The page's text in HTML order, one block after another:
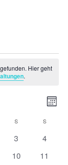
Hier geht
.
Monat
S SAMSTAGS
0
3
0
4
0
10
0
11